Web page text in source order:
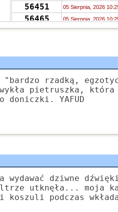
56451 05 Sierpnia, 2026
56465 05 Sierpnia, 2026
56465 05 Sierpnia, 2026
56431
56421
55704 04 Sierpnia, 2026
378 04 Sierpnia, 2026
56451 04 Sierpnia, 2026 02:52
"bardzo rzadką,
pietruszka, która
doniczki. YAFUD
wydawać dziwne
utknęła... moja
koszuli podczas